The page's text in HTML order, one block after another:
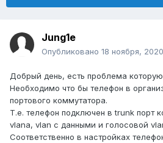
Jung1e
Опубликовано 18 ноября, 2020
Добрый день, есть проблема
Необходимо что бы телефон в
портового коммутатора.
Т.е. телефон подключен в trunk порт
vlana, vlan с данными и голосовой
Соответственно в настройках